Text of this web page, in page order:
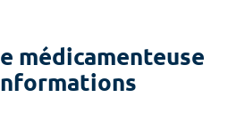
médicamenteuse